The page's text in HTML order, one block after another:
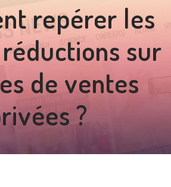
repérer les
sur
de ventes
?